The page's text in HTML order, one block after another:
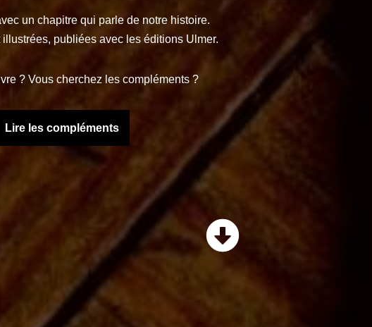
un chapitre qui parle de notre histoire.
publiées avec les éditions Ulmer.
? Vous cherchez les compléments ?
Lire les compléments